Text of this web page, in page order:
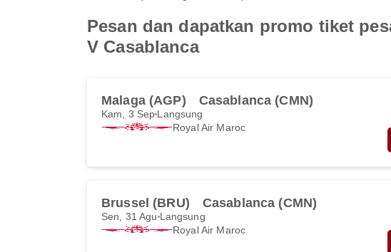
Pesan dan dapatkan promo tiket
V Casablanca
Malaga (AGP) Casablanca (CMN)
Kam, 3 Sep Langsung
Royal Air Maroc
Brussel (BRU) Casablanca (CMN)
Sen, 31 Agu Langsung
Royal Air Maroc